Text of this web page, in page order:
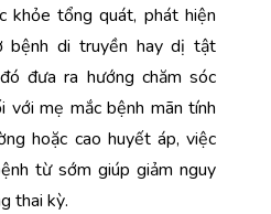
khỏe tổng quát, phát hiện
bệnh di truyền hay dị tật
đưa ra hướng chăm sóc
với mẹ mắc bệnh mãn tính
hoặc cao huyết áp, việc
từ sớm giúp giảm nguy
thai kỳ.